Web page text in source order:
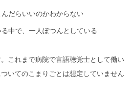
だらいいのかわからない
中で、一人ぽつんとしている
これまで病院で言語聴覚士として働い
いてのこまりごとは想定していません